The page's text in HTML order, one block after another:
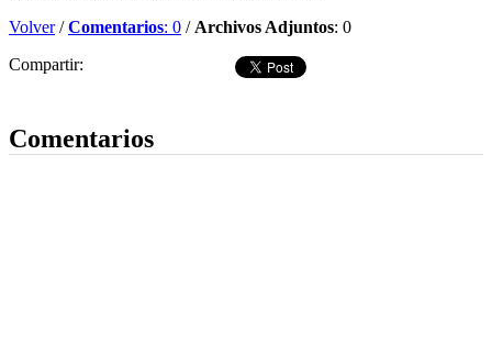
Volver/Comentarios: 0 / Archivos Adjuntos: 0
Compartir:
Comentarios